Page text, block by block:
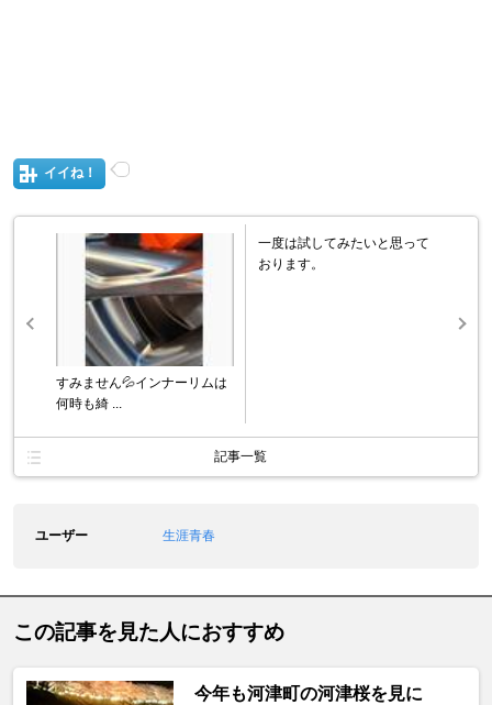
イイね！
すみません💦インナーリムは
何時も綺 ...
一度は試してみたいと思って
おります。
記事一覧
ユーザー 生涯青春
この記事を見た人におすすめ
今年も河津町の河津桜を見に